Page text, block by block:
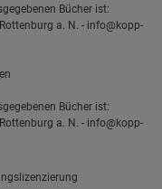
Bücher ist:
a. N. - info@kopp-
Bücher ist:
a. N. - info@kopp-